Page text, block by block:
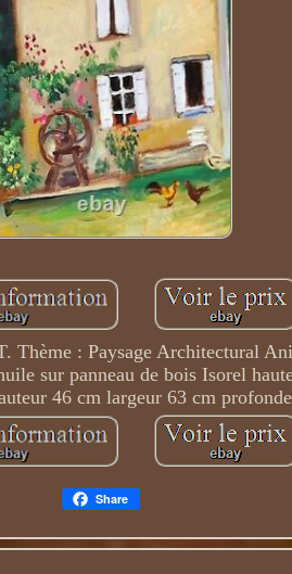
Thème : Paysage Architectural
sur panneau de bois Isorel
46 cm largeur 63 cm
Share